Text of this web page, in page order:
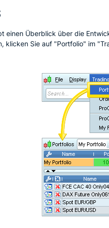
einen Überblick über die
klicken Sie auf "Portfolio" im